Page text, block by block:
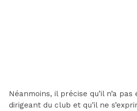
Néanmoins, il précise qu’il n’a
dirigeant du club et qu’il ne